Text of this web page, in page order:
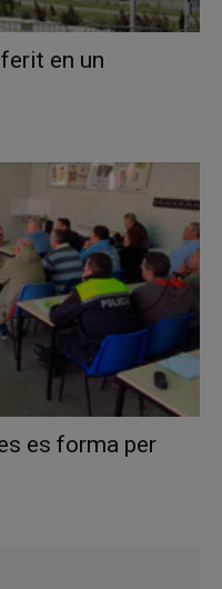
en un
es forma per